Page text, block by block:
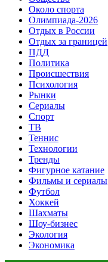
Около спорта
Олимпиада-2026
Отдых в России
Отдых за границей
ПДД
Политика
Происшествия
Психология
Рынки
Сериалы
Спорт
ТВ
Теннис
Технологии
Тренды
Фигурное катание
Фильмы и сериалы
Футбол
Хоккей
Шахматы
Шоу-бизнес
Экология
Экономика